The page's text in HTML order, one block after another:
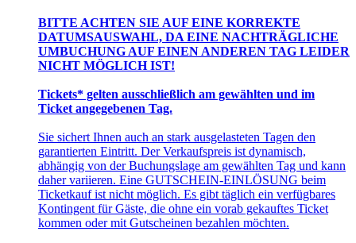
BITTE ACHTEN SIE AUF EINE KORREKTE
DATUMSAUSWAHL, DA EINE NACHTRÄGLICHE
UMBUCHUNG AUF EINEN ANDEREN TAG LEIDER
NICHT MÖGLICH IST!
Tickets* gelten ausschließlich am gewählten und im
Ticket angegebenen Tag.
Sie sichert Ihnen auch an stark ausgelasteten Tagen den
garantierten Eintritt. Der Verkaufspreis ist dynamisch,
abhängig von der Buchungslage am gewählten Tag und kann
daher variieren. Eine GUTSCHEIN-EINLÖSUNG beim
Ticketkauf ist nicht möglich. Es gibt täglich ein verfügbares
Kontingent für Gäste, die ohne ein vorab gekauftes Ticket
kommen oder mit Gutscheinen bezahlen möchten.